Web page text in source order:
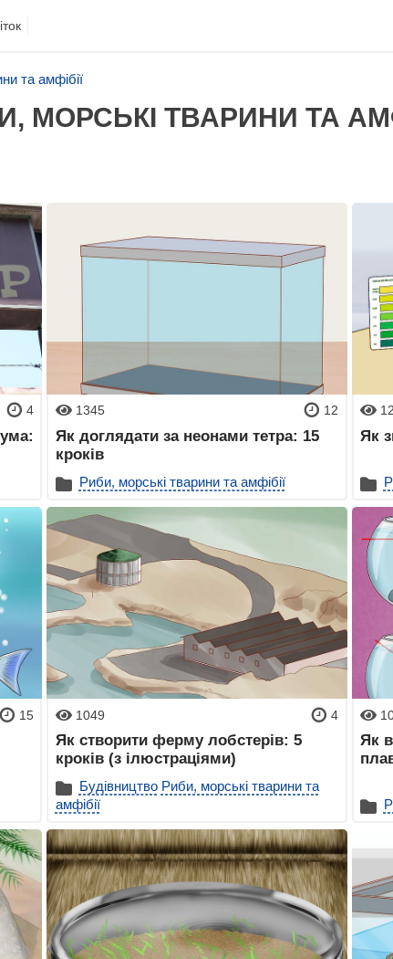
та амфібії
МОРСЬКІ ТВАРИНИ ТА
4 1345 12
Як доглядати за неонами тетра: 15
кроків
Риби, морські тварини та амфібії
Як
15 1049 4
Як створити ферму лобстерів: 5
кроків (з ілюстраціями)
Будівництво Риби, морські тварини та
амфібії
Як